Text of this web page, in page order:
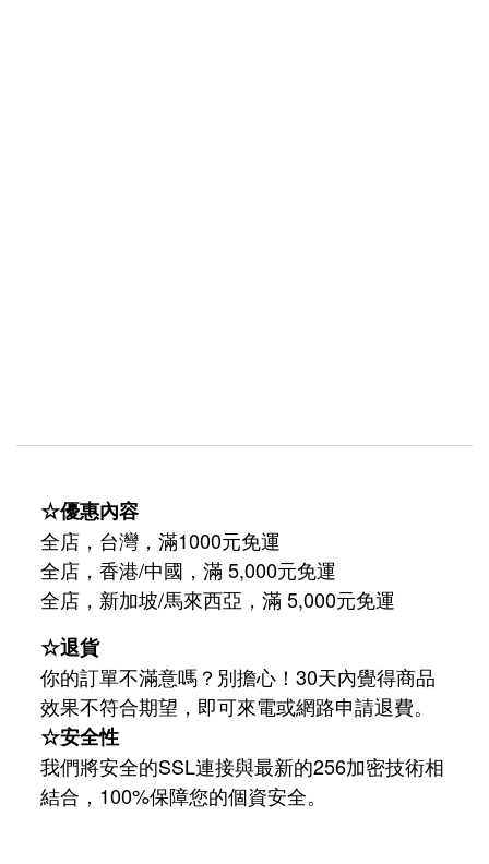
☆優惠內容
全店，台灣，滿1000元免運
全店，香港/中國，滿 5,000元免運
全店，新加坡/馬來西亞，滿 5,000元免運
☆退貨
你的訂單不滿意嗎？別擔心！30天內覺得商品
效果不符合期望，即可來電或網路申請退費。
☆安全性
我們將安全的SSL連接與最新的256加密技術相
結合，100%保障您的個資安全。